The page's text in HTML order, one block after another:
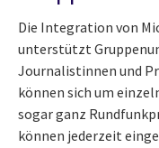
Die Integration von
unterstützt
Journalistinnen und
können sich um
sogar ganz
können jederzeit